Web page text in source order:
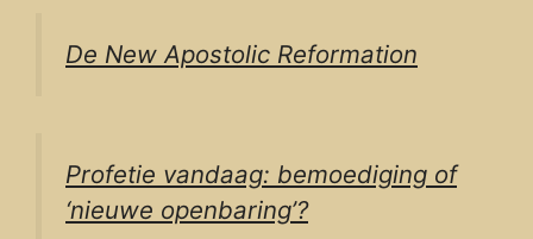
De New Apostolic Reformation
Profetie vandaag: bemoediging of
‘nieuwe openbaring’?